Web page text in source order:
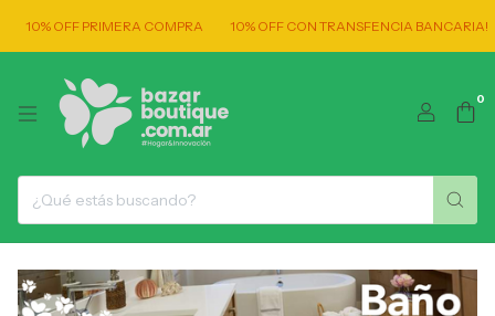
PRIMERA COMPRA 10% OFF CON TRANSFENCIA BANCARIA!
0